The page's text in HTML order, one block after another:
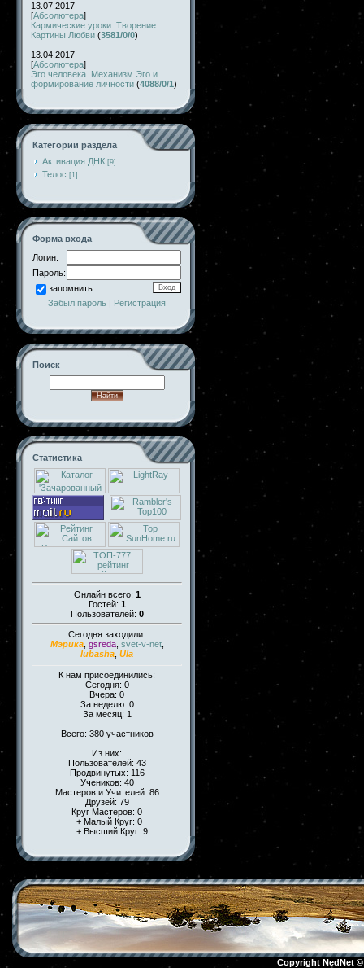
13.07.2017
[Абсолютера]
Кармические уроки. Творение
Картины Любви (3581/0/0)
13.04.2017
[Абсолютера]
Эго человека. Механизм Эго и
формирование личности (4088/0/1)
Категории раздела
Активация ДНК [9]
Телос [1]
Форма входа
Логин:
Пароль:
запомнить
Забыл пароль | Регистрация
Поиск
Статистика
Онлайн всего: 1
Гостей: 1
Пользователей: 0
Сегодня заходили:
Мэрика, gsreda, svet-v-net,
lubasha Ula
К нам присоединились:
Сегодня: 0
Вчера: 0
За неделю: 0
За месяц: 1
Всего: 380 участников
Из них:
Пользователей: 43
Продвинутых: 116
Учеников: 40
Мастеров и Учителей: 86
Друзей: 79
Круг Мастеров: 0
+ Малый Круг: 0
+ Высший Круг: 9
Copyright NedNet